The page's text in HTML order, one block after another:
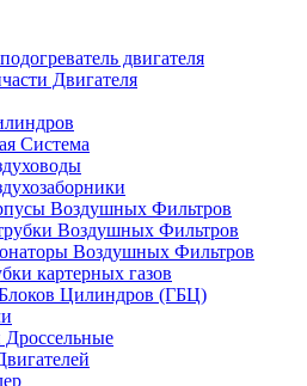
двигателя
Двигателя
Система
Воздушных Фильтров
Воздушных Фильтров
Воздушных Фильтров
картерных газов
Цилиндров (ГБЦ)
Дроссельные